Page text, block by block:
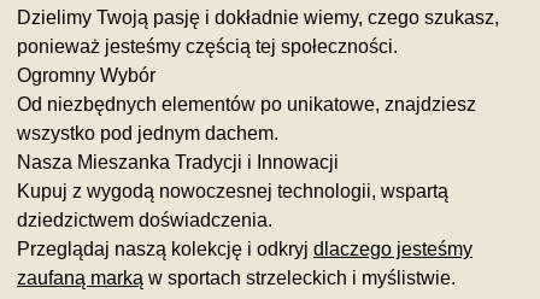
Dzielimy Twoją pasję i dokładnie wiemy, czego szukasz,
ponieważ jesteśmy częścią tej społeczności.
Ogromny Wybór
Od niezbędnych elementów po unikatowe, znajdziesz
wszystko pod jednym dachem.
Nasza Mieszanka Tradycji i Innowacji
Kupuj z wygodą nowoczesnej technologii, wspartą
dziedzictwem doświadczenia.
Przeglądaj naszą kolekcję i odkryj dlaczego jesteśmy
zaufaną marką w sportach strzeleckich i myślistwie.